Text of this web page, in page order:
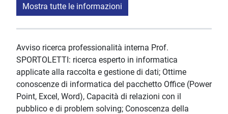
Mostra tutte le informazioni
Avviso ricerca professionalità interna Prof.
SPORTOLETTI: ricerca esperto in informatica
applicate alla raccolta e gestione di dati; Ottime
conoscenze di informatica del pacchetto Office (Power
Point, Excel, Word), Capacità di relazioni con il
pubblico e di problem solving; Conoscenza della